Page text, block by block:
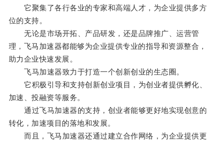
它聚集了各行各业的专家和高端人才，为企业提供多方
位的支持。
无论是市场开拓、产品研发，还是品牌推广、运营管
理，飞马加速器都能够为企业提供专业的指导和资源整合，
助力企业快速发展。
飞马加速器致力于打造一个创新创业的生态圈。
它积极引导和支持创新创业项目，为创业者提供孵化、
加速、投融资等服务。
通过飞马加速器的支持，创业者能够更好地实现创意的
转化，加速项目的落地和发展。
而且，飞马加速器还通过建立合作网络，为企业提供更